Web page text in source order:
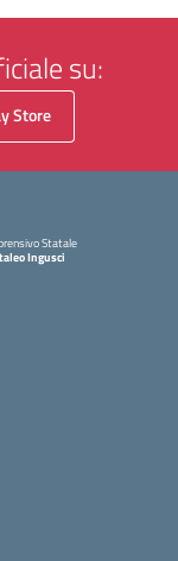
su:
Store
Statale
Ingusci